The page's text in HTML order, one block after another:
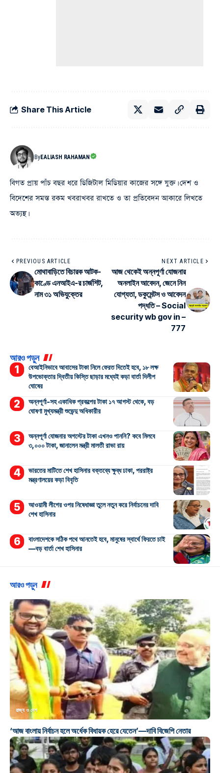
Share This Article
ByEALIASH RAHAMAN
বিগত প্রায় পাঁচ বছর ধরে ডিজিটাল মিডিয়ার কাজের সঙ্গে যুক্ত। দেশ ও
বিদেশের সমস্ত রকম খবরাখবর রাখতে ও তা প্রতিবেদন আকারে লিখতে
অভ্যস্থ।
PREVIOUS ARTICLE
মোথাবাড়িতে বিচারক আটক-
কাণ্ডে এনআইএ-র চার্জশিট,
নাম ৩১ অভিযুক্তের
NEXT ARTICLE
আজ থেকেই অন্নপূর্ণা যোজনার
অনলাইন আবেদন, জেনে নিন
যোগ্যতা, ডকুমেন্টস ও আবেদন
পদ্ধতি – Social
security wb gov in –
777
আরও পড়ুন
বেআইনিভাবে আবাসের টাকা নিলে ফেরত দিতেই হবে, ১৮ লক্ষ
উপভোক্তার দ্বিতীয় কিস্তি ছাড়ার মধ্যেই কড়া বার্তা দিলীপ
ঘোষের
অন্নপূর্ণা-সহ একাধিক প্রকল্পের টাকা ১৭ আগস্ট থেকে, বড়
ঘোষণা মুখ্যমন্ত্রী শুভেন্দু অধিকারীর
অন্নপূর্ণা যোজনার অগস্টের টাকা এখনও পাননি? কবে মিলবে
৩,০০০ টাকা, জানালেন মন্ত্রী মালতী রাভা রায়
ভারতের মাটিতে শেখ হাসিনার বক্তব্যে ক্ষুব্ধ ঢাকা, পররাষ্ট্র
মন্ত্রণালয়ের কড়া বিবৃতি
আওয়ামী লীগের ওপর নিষেধাজ্ঞা তুলে নতুন করে নির্বাচনের দাবি
শেখ হাসিনার
বাংলাদেশকে সঠিক পথে আনতেই হবে, মানুষের স্বার্থে ফিরতে চাই
—বড় বার্তা শেখ হাসিনার
আরও পড়ুন
রাজ্য ও দেশ
‘আজ বাংলায় নির্বাচন হলে অর্ধেক বিধায়ক হেরে যেতেন’—দাবি বিজেপি নেতার